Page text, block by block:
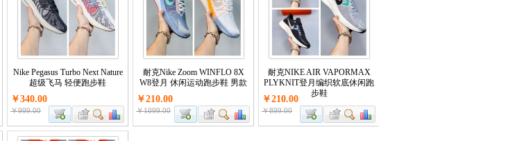
Nike Pegasus Turbo Next Nature
超级飞马 轻便跑步鞋
￥340.00
￥999.00
耐克Nike Zoom WINFLO 8X
W8登月 休闲运动跑步鞋 男款
￥210.00
￥1099.00
耐克NIKE AIR VAPORMAX
PLYKNIT登月编织软底休闲跑
步鞋
￥210.00
￥899.00